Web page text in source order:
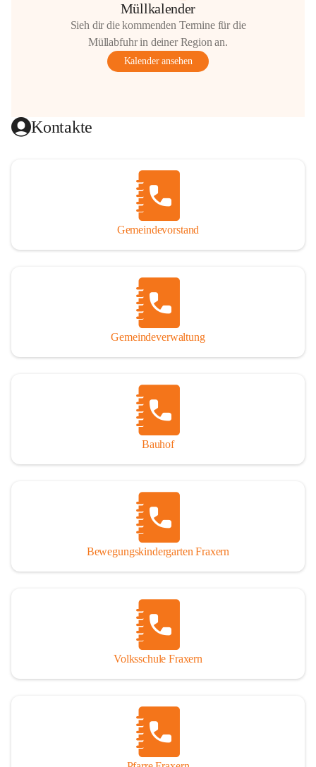
Müllkalender
Sieh dir die kommenden Termine für die
Müllabfuhr in deiner Region an.
Kalender ansehen
Kontakte
Gemeindevorstand
Gemeindeverwaltung
Bauhof
Bewegungskindergarten Fraxern
Volksschule Fraxern